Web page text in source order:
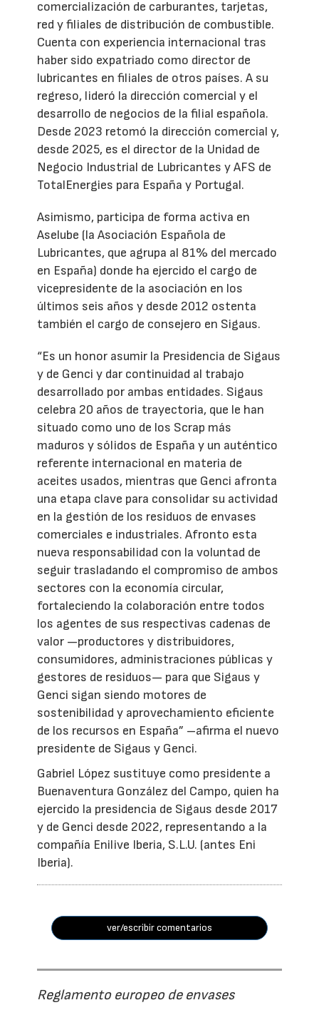
comercialización de carburantes, tarjetas,
red y filiales de distribución de combustible.
Cuenta con experiencia internacional tras
haber sido expatriado como director de
lubricantes en filiales de otros países. A su
regreso, lideró la dirección comercial y el
desarrollo de negocios de la filial española.
Desde 2023 retomó la dirección comercial y,
desde 2025, es el director de la Unidad de
Negocio Industrial de Lubricantes y AFS de
TotalEnergies para España y Portugal.
Asimismo, participa de forma activa en
Aselube (la Asociación Española de
Lubricantes, que agrupa al 81% del mercado
en España) donde ha ejercido el cargo de
vicepresidente de la asociación en los
últimos seis años y desde 2012 ostenta
también el cargo de consejero en Sigaus.
“Es un honor asumir la Presidencia de Sigaus
y de Genci y dar continuidad al trabajo
desarrollado por ambas entidades. Sigaus
celebra 20 años de trayectoria, que le han
situado como uno de los Scrap más
maduros y sólidos de España y un auténtico
referente internacional en materia de
aceites usados, mientras que Genci afronta
una etapa clave para consolidar su actividad
en la gestión de los residuos de envases
comerciales e industriales. Afronto esta
nueva responsabilidad con la voluntad de
seguir trasladando el compromiso de ambos
sectores con la economía circular,
fortaleciendo la colaboración entre todos
los agentes de sus respectivas cadenas de
valor —productores y distribuidores,
consumidores, administraciones públicas y
gestores de residuos— para que Sigaus y
Genci sigan siendo motores de
sostenibilidad y aprovechamiento eficiente
de los recursos en España” –afirma el nuevo
presidente de Sigaus y Genci.
Gabriel López sustituye como presidente a
Buenaventura González del Campo, quien ha
ejercido la presidencia de Sigaus desde 2017
y de Genci desde 2022, representando a la
compañía Enilive Iberia, S.L.U. (antes Eni
Iberia).
ver/escribir comentarios
Reglamento europeo de envases